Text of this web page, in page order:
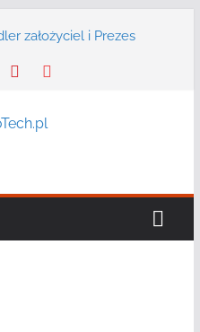
założyciel i Prezes
polski producent
zaprasza na
usługę